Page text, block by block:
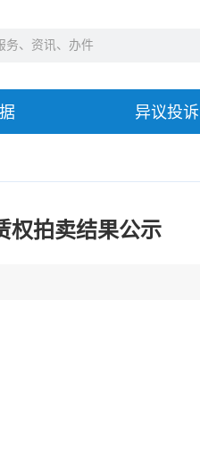
异议投诉
权拍卖结果公示